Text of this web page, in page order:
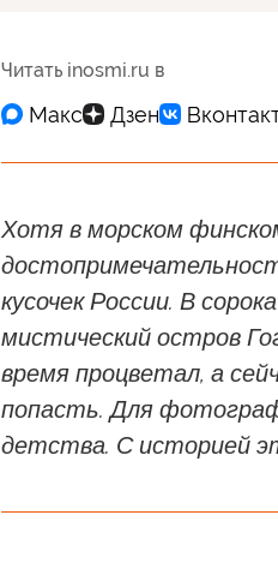
Читать inosmi.ru в
Хотя в морском
кусочек России. В
мистический остров
время процветал, а
попасть. Для
детства. С историей